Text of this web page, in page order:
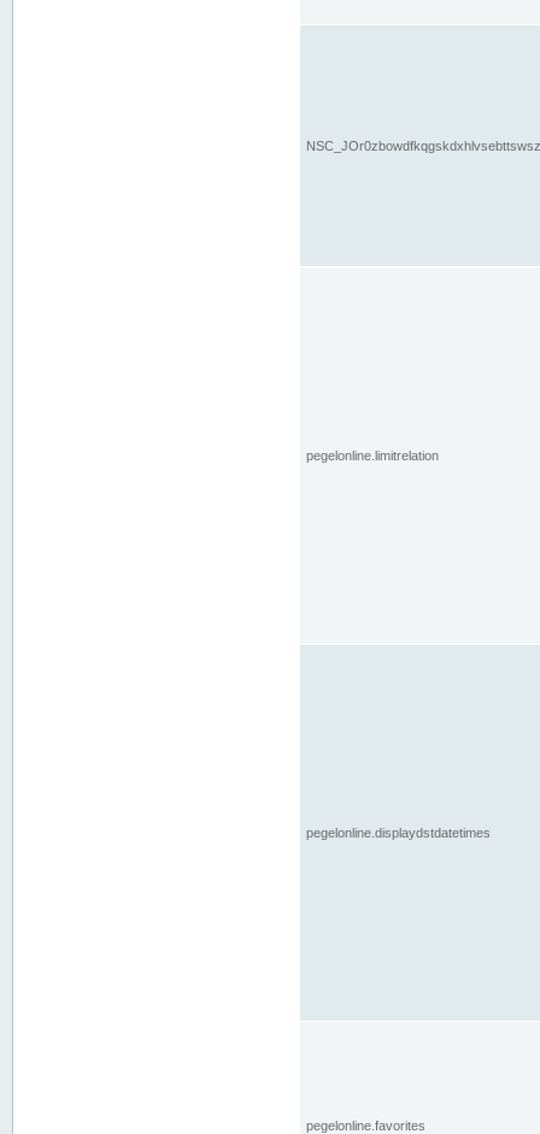
pegelonline.limitrelation
pegelonline.displaydstdatetimes
pegelonline.favorites